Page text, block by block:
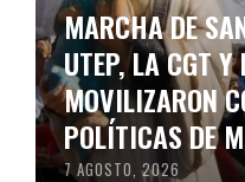
MARCHA DE
UTEP, LA CGT Y
MOVILIZARON
POLÍTICAS DE
7 AGOSTO, 2026